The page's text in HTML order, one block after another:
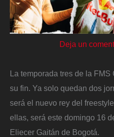
Deja un
La temporada tres de la
su fin. Ya solo quedan dos
será el nuevo rey del
ellas, será este domingo 16
Eliecer Gaitán de Bogotá.